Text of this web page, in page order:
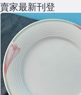
賣家最新刊登